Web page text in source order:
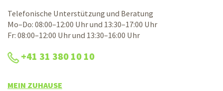
Telefonische Unterstützung und Beratung
Mo–Do: 08:00–12:00 Uhr und 13:30–17:00 Uhr
Fr: 08:00–12:00 Uhr und 13:30–16:00 Uhr
+41 31 380 10 10
MEIN ZUHAUSE